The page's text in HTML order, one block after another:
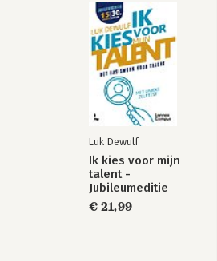
managementbladen, radio en tv). Arend
Ardon schreef eerder de
Doorbreek de
Ontketen vernieuwing!.
Wat speelt hier?
Luk Dewulf
Ik kies voor mijn
talent -
Jubileumeditie
€ 21,99